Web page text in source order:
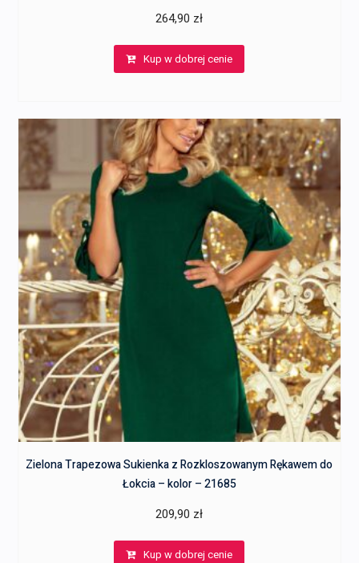
264,90 zł
Kup w dobrej cenie
Zielona Trapezowa Sukienka z Rozkloszowanym Rękawem do
Łokcia – kolor – 21685
209,90 zł
Kup w dobrej cenie